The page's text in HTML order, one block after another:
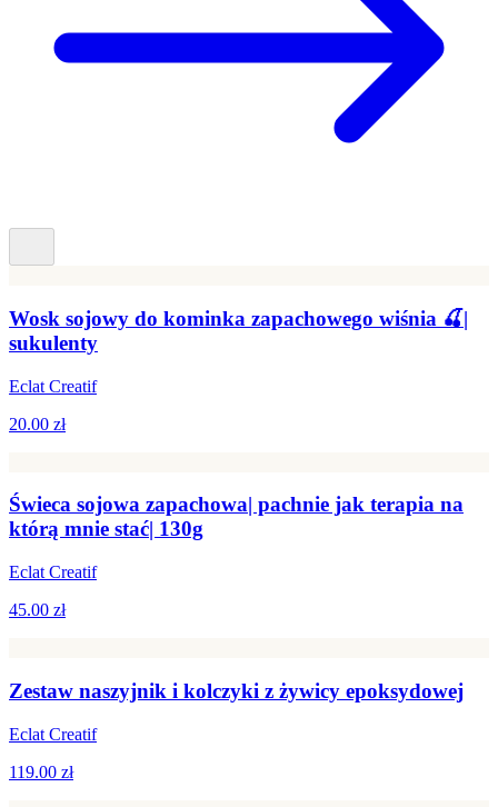
Wosk sojowy do kominka zapachowego wiśnia 🍒|
sukulenty
Eclat Creatif
20.00 zł
Świeca sojowa zapachowa| pachnie jak terapia na
którą mnie stać| 130g
Eclat Creatif
45.00 zł
Zestaw naszyjnik i kolczyki z żywicy epoksydowej
Eclat Creatif
119.00 zł